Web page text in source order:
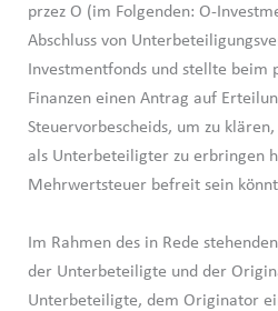
przez O (im Folgenden: O-
Abschluss von
Investmentfonds und stellte
Finanzen einen Antrag auf
Steuervorbescheids, um zu
als Unterbeteiligter zu erbringen
Mehrwertsteuer befreit sein
Im Rahmen des in Rede
der Unterbeteiligte und der
Unterbeteiligte, dem Originator